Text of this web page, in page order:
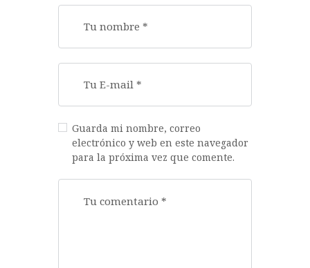
Guarda mi nombre, correo
electrónico y web en este navegador
para la próxima vez que comente.